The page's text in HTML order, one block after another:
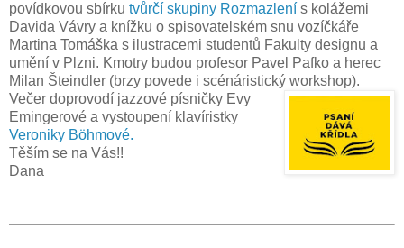
povídkovou sbírku tvůrčí skupiny Rozmazlení s kolážemi
Davida Vávry a knížku o spisovatelském snu vozíčkáře
Martina Tomáška s ilustracemi studentů Fakulty designu a
umění v Plzni. Kmotry budou profesor Pavel Pafko a herec
Milan Šteindler (brzy povede i scénáristický workshop).
Večer doprovodí jazzové písničky Evy
Emingerové a vystoupení klavíristky
Veroniky Böhmové.
Těším se na Vás!!
Dana